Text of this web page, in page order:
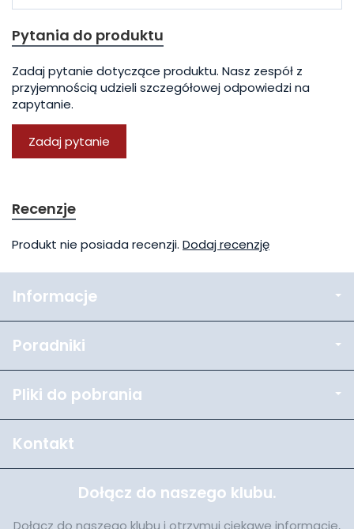
Pytania do produktu
Zadaj pytanie dotyczące produktu. Nasz zespół z
przyjemnością udzieli szczegółowej odpowiedzi na
zapytanie.
Zadaj pytanie
Recenzje
Produkt nie posiada recenzji. Dodaj recenzję
Informacje
Poradniki
Pliki do pobrania
Kontakt
Dołącz do naszego klubu.
Dołącz do naszego klubu i otrzymuj ciekawe informacje,